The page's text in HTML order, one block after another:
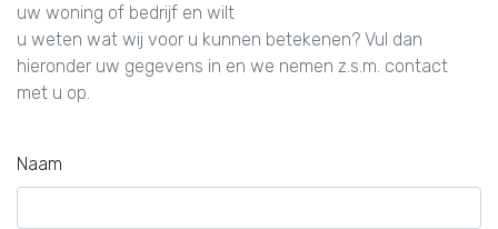
uw woning of bedrijf en wilt
u weten wat wij voor u kunnen betekenen? Vul dan
hieronder uw gegevens in en we nemen z.s.m. contact
met u op.
Naam